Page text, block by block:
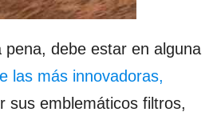
debe estar en alguna
las más innovadoras,
sus emblemáticos filtros,